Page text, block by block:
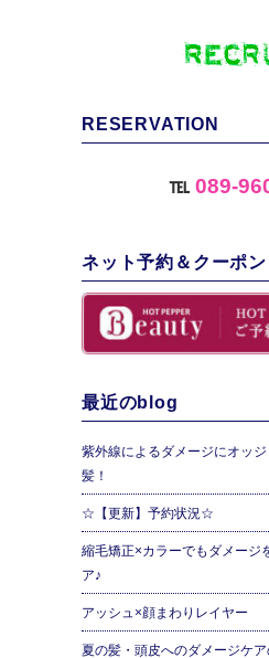
RESERVATION
℡ 089-
ネット予約＆クーポン
最近のblog
紫外線によるダメージにオッ
髪！
☆【更新】予約状況☆
縮毛矯正×カラーでもダメージ
ア♪
アッシュ×顔まわりレイヤー
夏の髪・頭皮へのダメージケ